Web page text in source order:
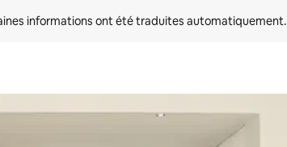
informations ont été traduites automatiquement.